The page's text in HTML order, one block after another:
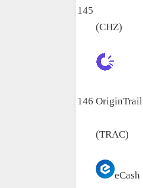
145
(CHZ)
146 OriginTrail
(TRAC)
eCash